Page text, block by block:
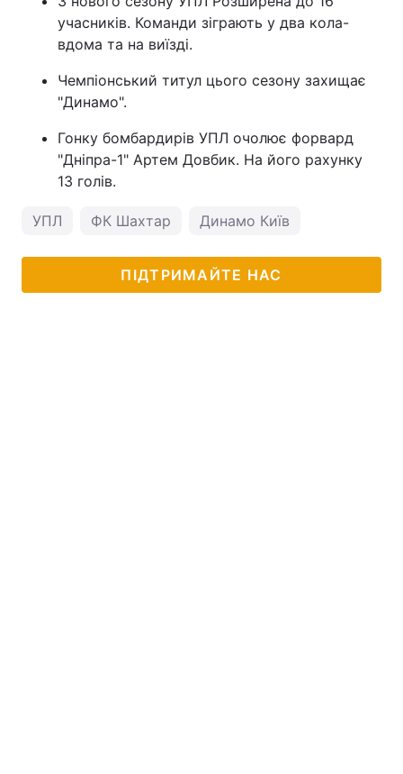
учасників. Команди зіграють у два кола-
вдома та на виїзді.
Чемпіонський титул цього сезону захищає
"Динамо".
Гонку бомбардирів УПЛ очолює форвард
"Дніпра-1" Артем Довбик. На його рахунку
13 голів.
УПЛ ФК Шахтар Динамо Київ
ПІДТРИМАЙТЕ НАС